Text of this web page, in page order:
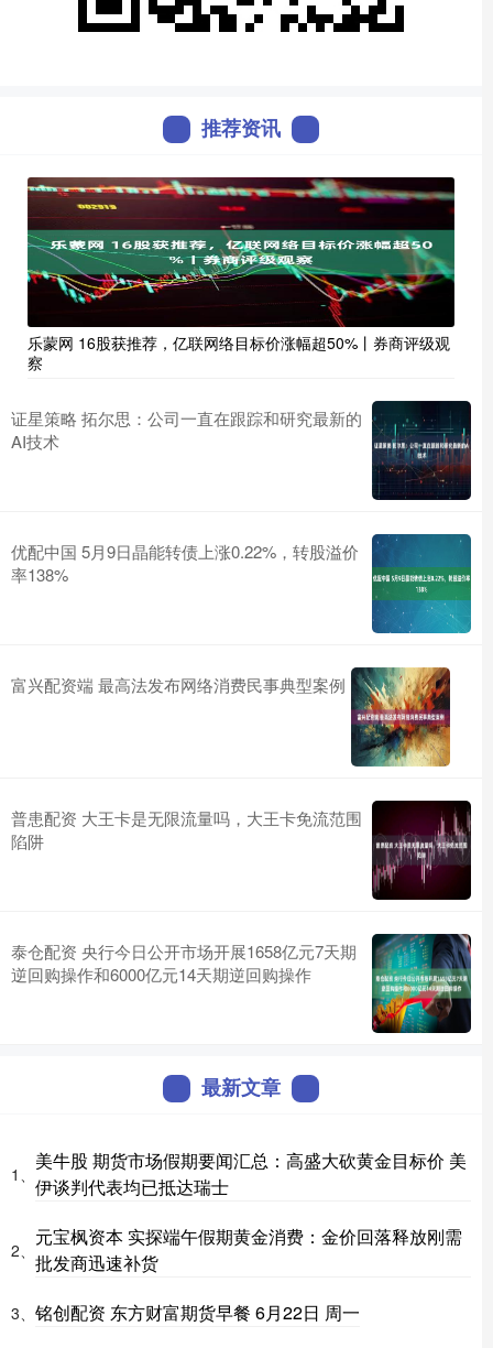
推荐资讯
乐蒙网 16股获推荐，亿联网络目标价涨幅超50%丨券商评级观
察
证星策略 拓尔思：公司一直在跟踪和研究最新的
AI技术
优配中国 5月9日晶能转债上涨0.22%，转股溢价
率138%
富兴配资端 最高法发布网络消费民事典型案例
普患配资 大王卡是无限流量吗，大王卡免流范围
陷阱
泰仓配资 央行今日公开市场开展1658亿元7天期
逆回购操作和6000亿元14天期逆回购操作
最新文章
1、
美牛股 期货市场假期要闻汇总：高盛大砍黄金目标价 美
伊谈判代表均已抵达瑞士
2、
元宝枫资本 实探端午假期黄金消费：金价回落释放刚需
批发商迅速补货
3、 铭创配资 东方财富期货早餐 6月22日 周一